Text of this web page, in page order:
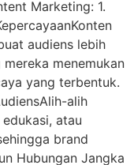
Marketing: 1.
audiens lebih
menemukan
yang terbentuk.
alih
atau
brand
Hubungan Jangka